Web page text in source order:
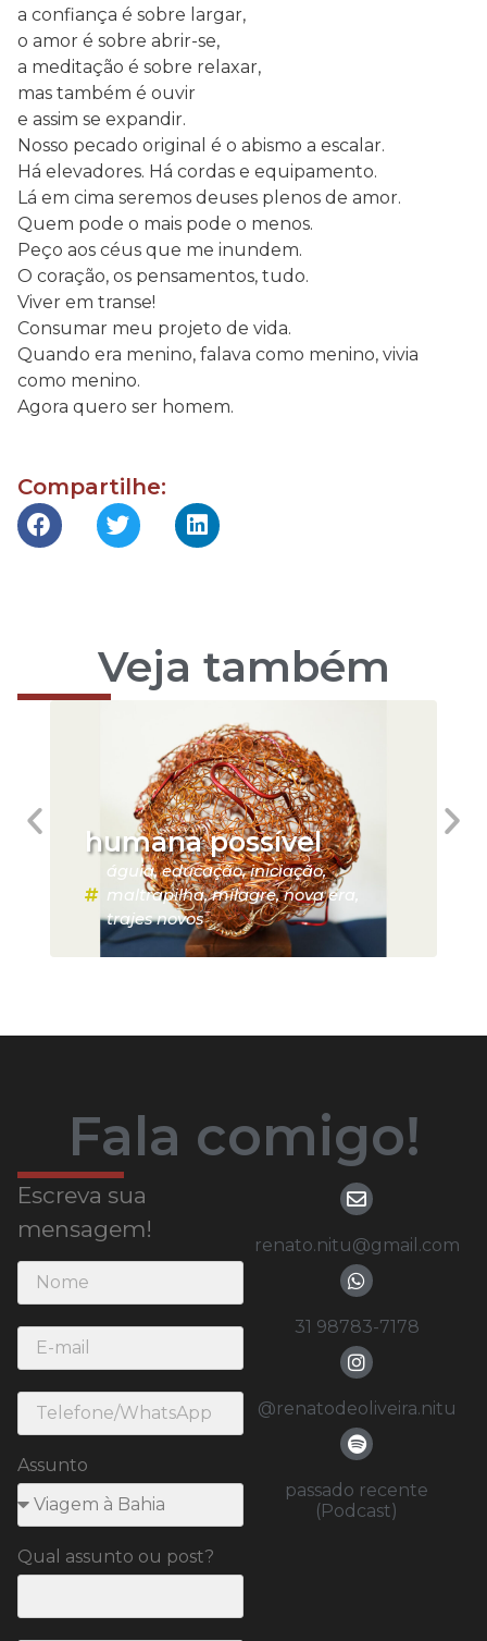
a confiança é sobre largar,
o amor é sobre abrir-se,
a meditação é sobre relaxar,
mas também é ouvir
e assim se expandir.
Nosso pecado original é o abismo a escalar.
Há elevadores. Há cordas e equipamento.
Lá em cima seremos deuses plenos de amor.
Quem pode o mais pode o menos.
Peço aos céus que me inundem.
O coração, os pensamentos, tudo.
Viver em transe!
Consumar meu projeto de vida.
Quando era menino, falava como menino, vivia
como menino.
Agora quero ser homem.
Compartilhe:
Veja também
humana possível
águia,educação,iniciação,
maltrapilha,milagre,nova era,
trajes novos
Fala comigo!
Escreva sua
mensagem!
Assunto
Qual assunto ou post?
renato.nitu@gmail.com
31 98783-7178
@renatodeoliveira.nitu
passado recente
(Podcast)